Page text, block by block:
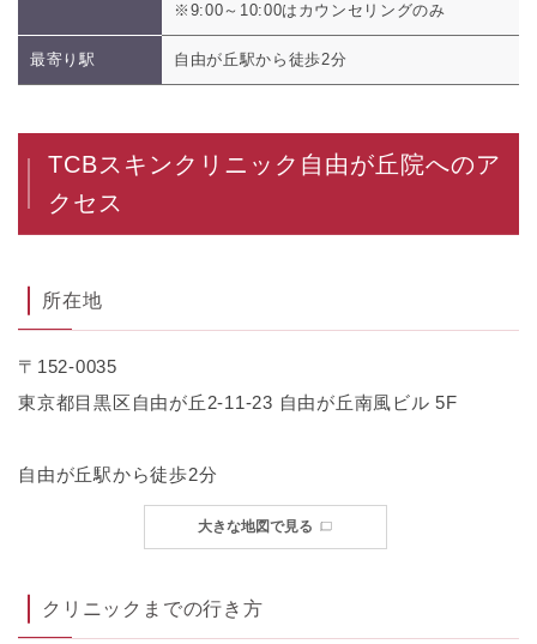
※9:00～10:00はカウンセリングのみ
最寄り駅 自由が丘駅から徒歩2分
TCBスキンクリニック自由が丘院へのア
クセス
所在地
〒152-0035
東京都目黒区自由が丘2-11-23 自由が丘南風ビル 5F
自由が丘駅から徒歩2分
大きな地図で見る
クリニックまでの行き方